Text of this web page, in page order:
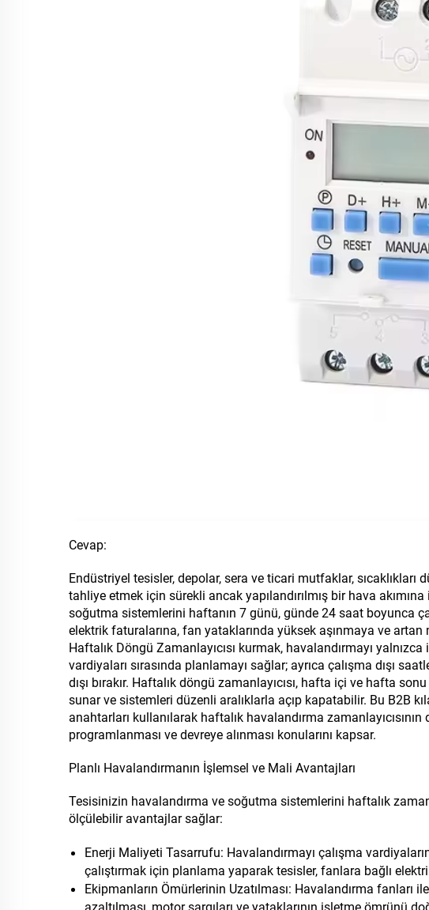
Cevap:
Endüstriyel tesisler, depolar, sera ve ticari mutfaklar, sıcaklıkları
tahliye etmek için sürekli ancak yapılandırılmış bir hava
soğutma sistemlerini haftanın 7 günü, günde 24 saat boyunca
elektrik faturalarına, fan yataklarında yüksek aşınmaya ve
Haftalık Döngü Zamanlayıcısı kurmak, havalandırmayı
vardiyaları sırasında planlamayı sağlar; ayrıca çalışma dışı
dışı bırakır. Haftalık döngü zamanlayıcısı, hafta içi ve hafta
sunar ve sistemleri düzenli aralıklarla açıp kapatabilir. Bu B2B
anahtarları kullanılarak haftalık havalandırma
programlanması ve devreye alınması konularını kapsar.
Planlı Havalandırmanın İşlemsel ve Mali Avantajları
Tesisinizin havalandırma ve soğutma sistemlerini haftalık
ölçülebilir avantajlar sağlar:
Enerji Maliyeti Tasarrufu: Havalandırmayı çalışma
çalıştırmak için planlama yaparak tesisler, fanlara bağlı
Ekipmanların Ömürlerinin Uzatılması: Havalandırma fanları